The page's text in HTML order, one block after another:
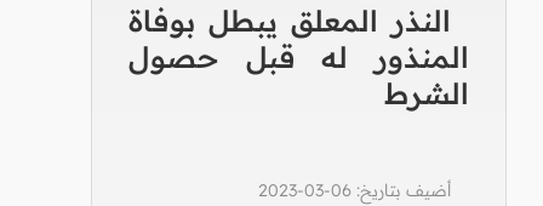
النذر المعلق يبطل بوفاة
المنذور له قبل حصول
الشرط
أضيف بتاريخ: 06-03-2023